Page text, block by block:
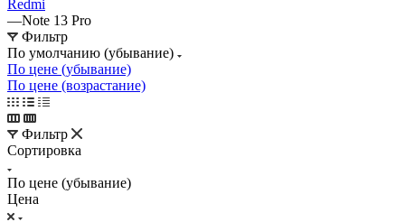
Redmi
—Note 13 Pro
Фильтр
По умолчанию (убывание)
По цене (убывание)
По цене (возрастание)
Фильтр
Сортировка
По цене (убывание)
Цена